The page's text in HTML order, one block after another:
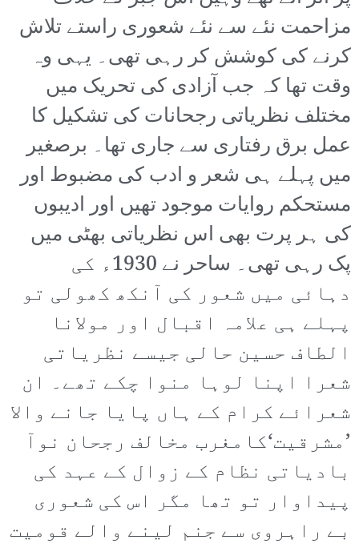
مزاحمت نئے سے نئے شعوری راستے تلاش
کرنے کی کوشش کر رہی تھی۔ یہی وہ
وقت تھا کہ جب آزادی کی تحریک میں
مختلف نظریاتی رجحانات کی تشکیل کا
عمل برق رفتاری سے جاری تھا۔ برصغیر
میں پہلے ہی شعر و ادب کی مضبوط اور
مستحکم روایات موجود تھیں اور ادیبوں
کی ہر پرت بھی اس نظریاتی بھٹی میں
پک رہی تھی۔ ساحر نے 1930ء کی
دہائی میں شعور کی آنکھ کھولی تو
پہلے ہی علامہ اقبال اور مولانا
الطاف حسین حالی جیسے نظریاتی
شعرا اپنا لوہا منوا چکے تھے۔ ان
شعرائے کرام کے ہاں پایا جانے والا
’مشرقیت‘کامغرب مخالف رجحان نوآ
بادیاتی نظام کے زوال کے عہد کی
پیداوار تو تھا مگر اس کی شعوری
بے راہروی سے جنم لینے والے قومیت